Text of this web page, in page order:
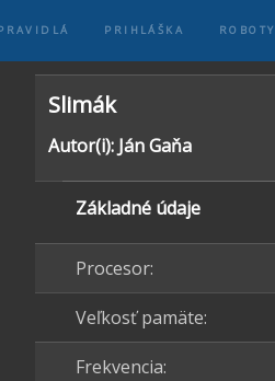
PRIHLÁŠKA ROBOTY
Slimák
Autor(i): Ján Gaňa
Základné údaje
Procesor:
Veľkosť pamäte:
Frekvencia: